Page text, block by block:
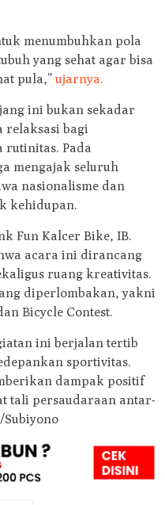
menumbuhkan pola
yang sehat agar bisa
pula,” ujarnya.
ini bukan sekadar
relaksasi bagi
rutinitas. Pada
mengajak seluruh
nasionalisme dan
kehidupan.
Fun Kalcer Bike, IB.
acara ini dirancang
ruang kreativitas.
diperlombakan, yakni
Bicycle Contest.
ini berjalan tertib
sportivitas.
dampak positif
tali persaudaraan antar-
Subiyono